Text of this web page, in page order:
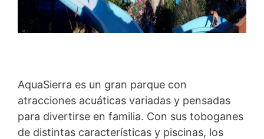
AquaSierra es un gran parque con
atracciones acuáticas variadas y pensadas
para divertirse en familia. Con sus toboganes
de distintas características y piscinas, los